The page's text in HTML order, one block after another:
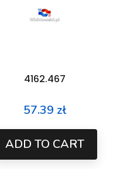
4162.467
Price
57.39 zł
ADD TO CART